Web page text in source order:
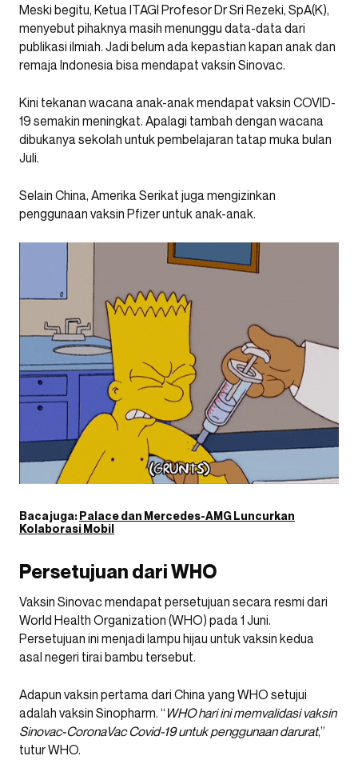
Meski begitu, Ketua ITAGI Profesor Dr Sri Rezeki, SpA(K),
menyebut pihaknya masih menunggu data-data dari
publikasi ilmiah. Jadi belum ada kepastian kapan anak dan
remaja Indonesia bisa mendapat vaksin Sinovac.
Kini tekanan wacana anak-anak mendapat vaksin COVID-
19 semakin meningkat. Apalagi tambah dengan wacana
dibukanya sekolah untuk pembelajaran tatap muka bulan
Juli.
Selain China, Amerika Serikat juga mengizinkan
penggunaan vaksin Pfizer untuk anak-anak.
Baca juga:Palace dan Mercedes-AMG Luncurkan
Kolaborasi Mobil
Persetujuan dari WHO
Vaksin Sinovac mendapat persetujuan secara resmi dari
World Health Organization (WHO) pada 1 Juni.
Persetujuan ini menjadi lampu hijau untuk vaksin kedua
asal negeri tirai bambu tersebut.
Adapun vaksin pertama dari China yang WHO setujui
adalah vaksin Sinopharm. “ WHO hari ini memvalidasi vaksin
Sinovac-CoronaVac Covid-19 untuk penggunaan darurat,”
tutur WHO.